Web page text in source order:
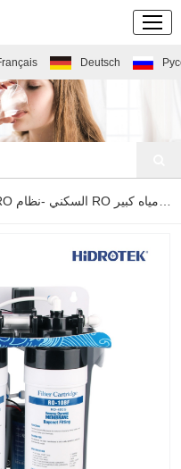
Deutsch
نظام RO السكني - - نظام التناضح العكسي بتدفق مياه كبير